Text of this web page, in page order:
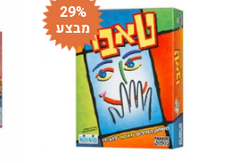
29%
מבצע